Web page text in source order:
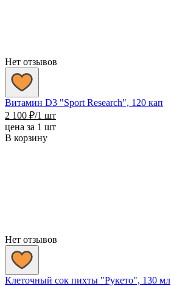
Нет отзывов
Витамин D3 "Sport Research", 120 кап
2 100 ₽/1 шт
цена за 1 шт
В корзину
Нет отзывов
Клеточный сок пихты "Рукето", 130 мл